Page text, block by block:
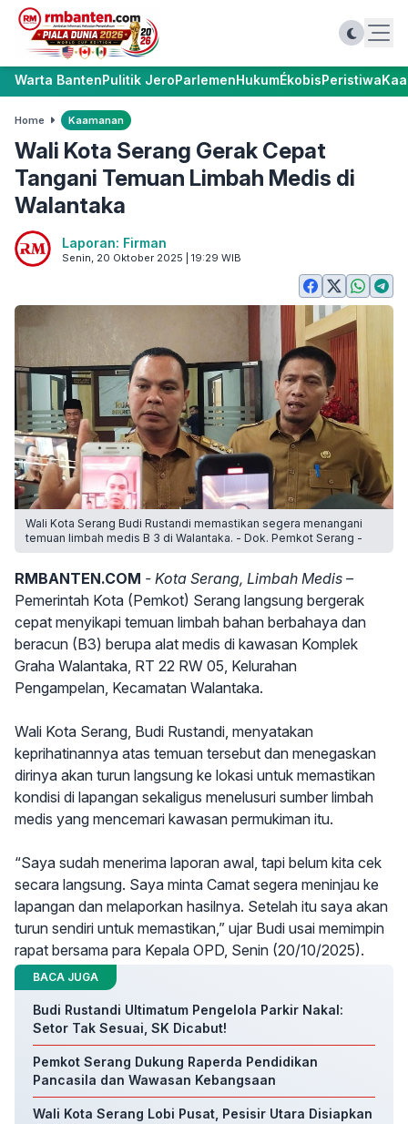
Warta BantenPulitik JeroParlemenHukumÉkobisPeristiwa
Home Kaamanan
Wali Kota Serang Gerak Cepat
Tangani Temuan Limbah Medis di
Walantaka
Laporan: Firman
Senin, 20 Oktober 2025 | 19:29 WIB
Wali Kota Serang Budi Rustandi memastikan segera menangani
temuan limbah medis B 3 di Walantaka. - Dok. Pemkot Serang -
RMBANTEN.COM - Kota Serang, Limbah Medis –
Pemerintah Kota (Pemkot) Serang langsung bergerak
cepat menyikapi temuan limbah bahan berbahaya dan
beracun (B3) berupa alat medis di kawasan Komplek
Graha Walantaka, RT 22 RW 05, Kelurahan
Pengampelan, Kecamatan Walantaka.
Wali Kota Serang, Budi Rustandi, menyatakan
keprihatinannya atas temuan tersebut dan menegaskan
dirinya akan turun langsung ke lokasi untuk memastikan
kondisi di lapangan sekaligus menelusuri sumber limbah
medis yang mencemari kawasan permukiman itu.
“Saya sudah menerima laporan awal, tapi belum kita cek
secara langsung. Saya minta Camat segera meninjau ke
lapangan dan melaporkan hasilnya. Setelah itu saya akan
turun sendiri untuk memastikan,” ujar Budi usai memimpin
rapat bersama para Kepala OPD, Senin (20/10/2025).
BACA JUGA
Budi Rustandi Ultimatum Pengelola Parkir Nakal:
Setor Tak Sesuai, SK Dicabut!
Pemkot Serang Dukung Raperda Pendidikan
Pancasila dan Wawasan Kebangsaan
Wali Kota Serang Lobi Pusat, Pesisir Utara Disiapkan